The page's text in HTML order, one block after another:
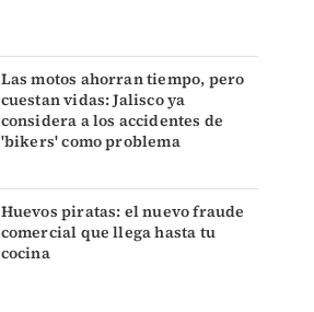
Las motos ahorran tiempo, pero
cuestan vidas: Jalisco ya
considera a los accidentes de
'bikers' como problema
Huevos piratas: el nuevo fraude
comercial que llega hasta tu
cocina